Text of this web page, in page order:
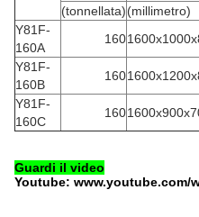
(tonnellata)(millimetro)
Y81F-
160A
160
Y81F-
160B
160
Y81F-
160C
160
Guardi il video
Youtube: www.youtube.com/